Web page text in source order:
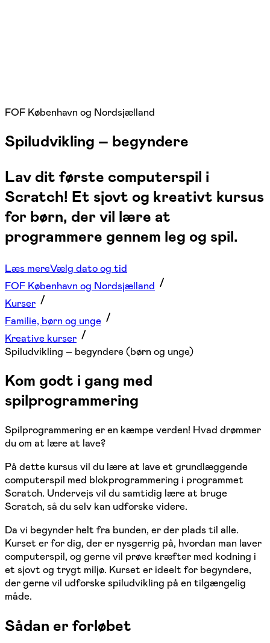
FOF København og Nordsjælland
Spiludvikling – begyndere
Lav dit første computerspil i
Scratch! Et sjovt og kreativt kursus
for børn, der vil lære at
programmere gennem leg og spil.
Læs mereVælg dato og tid
FOF København og Nordsjælland
Kurser
Familie, børn og unge
Kreative kurser
Spiludvikling – begyndere (børn og unge)
Kom godt i gang med
spilprogrammering
Spilprogrammering er en kæmpe verden! Hvad drømmer
du om at lære at lave?
På dette kursus vil du lære at lave et grundlæggende
computerspil med blokprogrammering i programmet
Scratch. Undervejs vil du samtidig lære at bruge
Scratch, så du selv kan udforske videre.
Da vi begynder helt fra bunden, er der plads til alle.
Kurset er for dig, der er nysgerrig på, hvordan man laver
computerspil, og gerne vil prøve kræfter med kodning i
et sjovt og trygt miljø. Kurset er ideelt for begyndere,
der gerne vil udforske spiludvikling på en tilgængelig
måde.
Sådan er forløbet